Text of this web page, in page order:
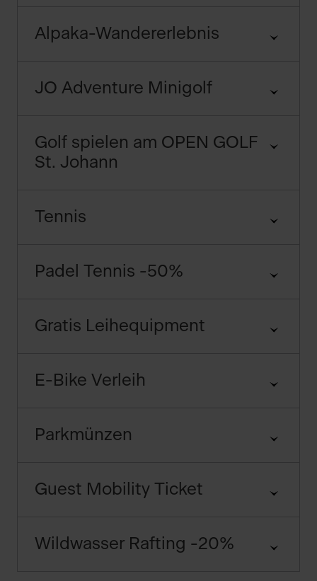
Alpaka-Wandererlebnis
JO Adventure Minigolf
Golf spielen am OPEN GOLF
St. Johann
Tennis
Padel Tennis -50%
Gratis Leihequipment
E-Bike Verleih
Parkmünzen
Guest Mobility Ticket
Wildwasser Rafting -20%